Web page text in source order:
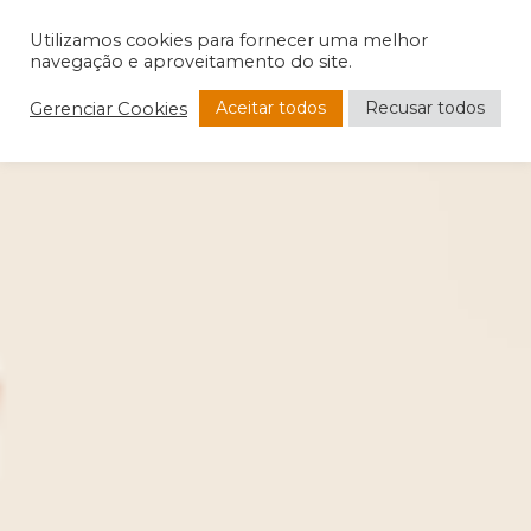
Utilizamos cookies para fornecer uma melhor
navegação e aproveitamento do site.
Gerenciar Cookies Aceitar todos Recusar todos